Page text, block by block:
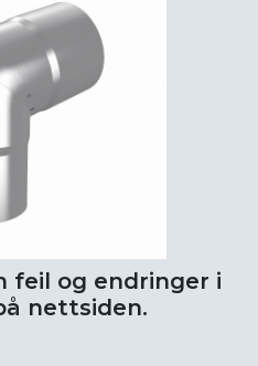
feil og endringer i
nettsiden.